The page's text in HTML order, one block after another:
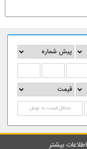
اطلاعات بیشتر